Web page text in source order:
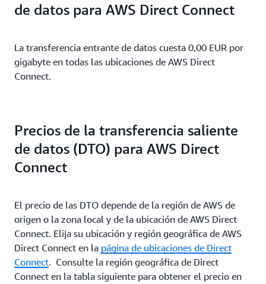
de datos para AWS Direct Connect
La transferencia entrante de datos cuesta 0,00 EUR por
gigabyte en todas las ubicaciones de AWS Direct
Connect.
Precios de la transferencia saliente
de datos (DTO) para AWS Direct
Connect
El precio de las DTO depende de la región de AWS de
origen o la zona local y de la ubicación de AWS Direct
Connect. Elija su ubicación y región geográfica de AWS
Direct Connect en la página de ubicaciones de Direct
Connect. Consulte la región geográfica de Direct
Connect en la tabla siguiente para obtener el precio en